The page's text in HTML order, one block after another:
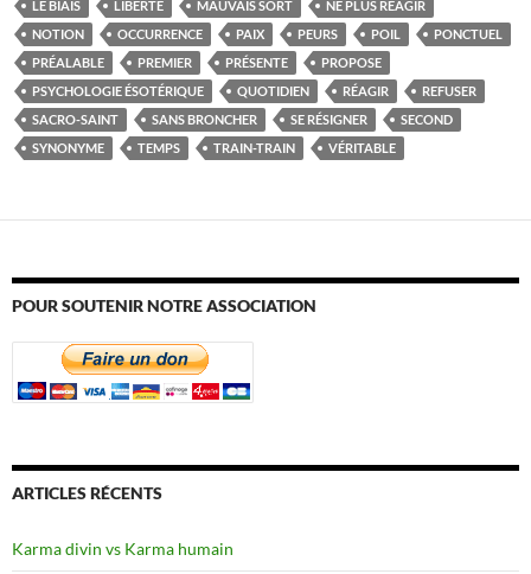
LE BIAIS
LIBERTÉ MAUVAIS SORT
NE PLUS RÉAGIR
NOTION
OCCURRENCE PAIX PEURS POIL
PONCTUEL
PRÉALABLE
PREMIER PRÉSENTE
PROPOSE
PSYCHOLOGIE ÉSOTÉRIQUE
QUOTIDIEN RÉAGIR
REFUSER
SACRO-SAINT
SANS BRONCHER SE RÉSIGNER
SECOND
SYNONYME
TEMPS TRAIN-TRAIN VÉRITABLE
POUR SOUTENIR NOTRE ASSOCIATION
ARTICLES RÉCENTS
Karma divin vs Karma humain